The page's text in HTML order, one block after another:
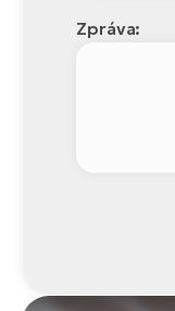
Zpráva: